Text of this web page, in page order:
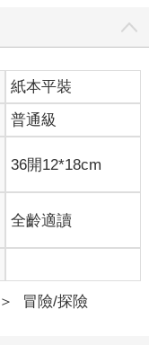
紙本平裝
普通級
36開12*18cm
全齡適讀
＞ 冒險/探險